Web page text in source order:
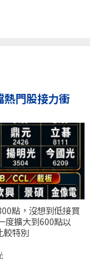
熱門股接力衝
點，沒想到低接買
度擴大到600點以
較特別